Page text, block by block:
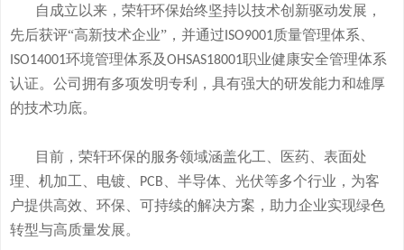
自成立以来，荣轩环保始终坚持以技术创新驱动发展，
先后获评“高新技术企业”，并通过 ISO9001质量管理体系、
ISO14001环境管理体系及OHSAS18001职业健康安全管理体系
认证。公司拥有多项发明专利，具有强大的研发能力和雄厚
的技术功底。
目前，荣轩环保的服务领域涵盖化工、医药、表面处
理、机加工、电镀、
PCB
、半导体、光伏等多个行业，为客
户提供高效、环保、可持续的解决方案，助力企业实现绿色
转型与高质量发展。